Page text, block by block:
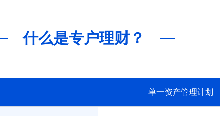
什么是专户理财？
单一资产管理计划